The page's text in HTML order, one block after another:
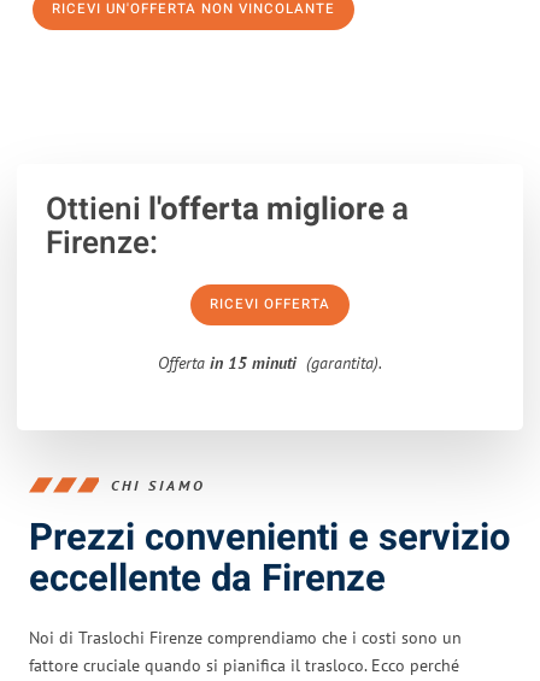
RICEVI UN'OFFERTA NON VINCOLANTE
Ottieni l'offerta migliorea
Firenze:
RICEVI OFFERTA
Offerta in 15 minuti (garantita).
CHI SIAMO
Prezzi convenienti e servizio
eccellente da Firenze
Noi di Traslochi Firenze comprendiamo che i costi sono un
fattore cruciale quando si pianifica il trasloco. Ecco perché